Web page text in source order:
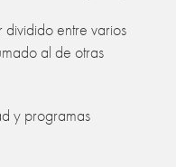
dividido entre varios
al de otras
y programas